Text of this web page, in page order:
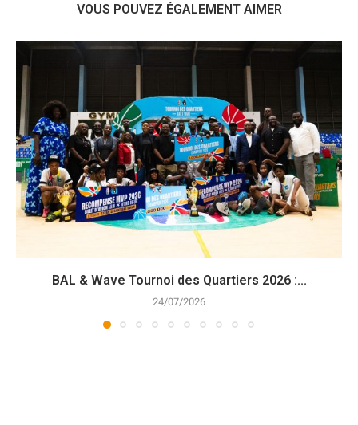
VOUS POUVEZ ÉGALEMENT AIMER
BAL & Wave Tournoi des Quartiers 2026 :...
24/07/2026